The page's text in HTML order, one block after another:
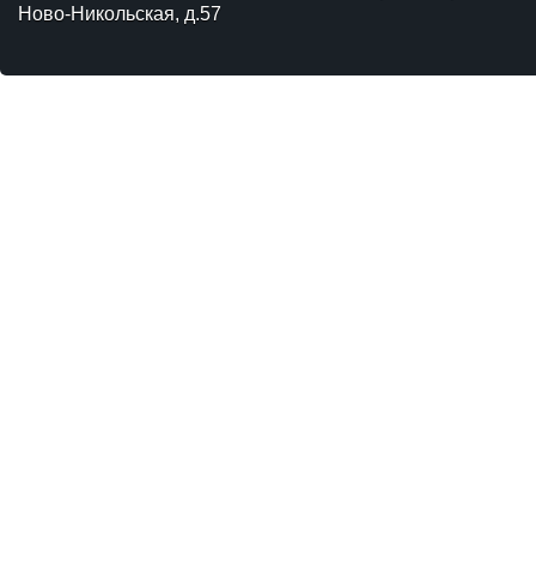
Ново-Никольская, д.57